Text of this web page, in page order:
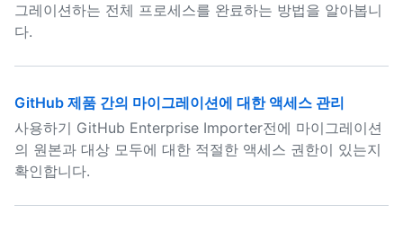
그레이션하는 전체 프로세스를 완료하는 방법을 알아봅니
다.
GitHub 제품 간의 마이그레이션에 대한 액세스 관리
사용하기 GitHub Enterprise Importer전에 마이그레이션
의 원본과 대상 모두에 대한 적절한 액세스 권한이 있는지
확인합니다.